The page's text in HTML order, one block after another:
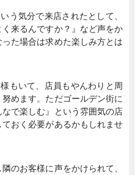
う気分で来店されたとして、
来るんですか？』など声をか
た場合は求めた楽しみ方とは
もいて、店員もやんわりと周
めます。ただゴールデン街に
で楽しむ』という雰囲気の店
おく必要があるかもしれませ
のお客様に声をかけられて、